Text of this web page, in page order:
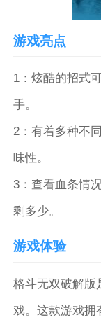
游戏亮点
1：炫酷的招式
手。
2：有着多种不
味性。
3：查看血条情
剩多少。
游戏体验
格斗无双破解版
戏。这款游戏拥